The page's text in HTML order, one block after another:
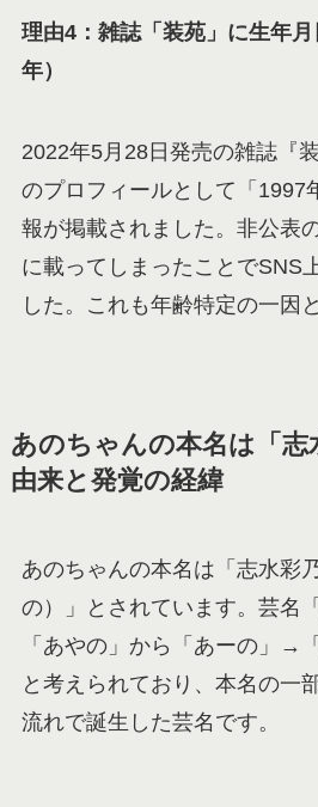
理由4：雑誌「装苑」に生年
年）
2022年5月28日発売の雑誌『
のプロフィールとして「1997
報が掲載されました。非公表
に載ってしまったことでSNS
した。これも年齢特定の一因
あのちゃんの本名は「志
由来と発覚の経緯
あのちゃんの本名は「志水彩
の）」とされています。芸名
「あやの」から「あーの」→
と考えられており、本名の一
流れで誕生した芸名です。